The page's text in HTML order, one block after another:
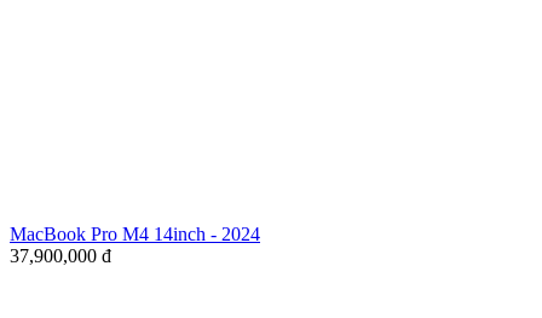
MacBook Pro M4 14inch - 2024
37,900,000 đ